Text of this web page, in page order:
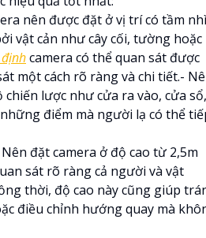
nên được đặt ở vị trí có tầm
vật cản như cây cối, tường hoặc
camera có thể quan sát được
một cách rõ ràng và chi tiết.-
lược như cửa ra vào, cửa sổ,
điểm mà người lạ có thể
đặt camera ở độ cao từ 2,5m
sát rõ ràng cả người và vật
thời, độ cao này cũng giúp
điều chỉnh hướng quay mà